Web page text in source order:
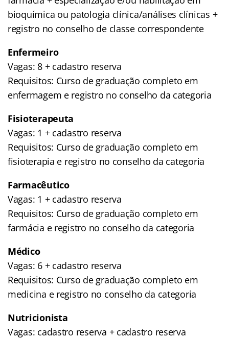
bioquímica ou patologia clínica/análises clínicas +
registro no conselho de classe correspondente
Enfermeiro
Vagas: 8 + cadastro reserva
Requisitos: Curso de graduação completo em
enfermagem e registro no conselho da categoria
Fisioterapeuta
Vagas: 1 + cadastro reserva
Requisitos: Curso de graduação completo em
fisioterapia e registro no conselho da categoria
Farmacêutico
Vagas: 1 + cadastro reserva
Requisitos: Curso de graduação completo em
farmácia e registro no conselho da categoria
Médico
Vagas: 6 + cadastro reserva
Requisitos: Curso de graduação completo em
medicina e registro no conselho da categoria
Nutricionista
Vagas: cadastro reserva + cadastro reserva